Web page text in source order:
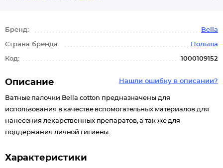
Бренд: Bella
Страна бренда: Польша
Код: 1000109152
Нашли ошибку в описании?
Описание
Ватные палочки Bella cotton предназначены для
использования в качестве вспомогательных материалов для
нанесения лекарственных препаратов, а так же для
поддержания личной гигиены.
Характеристики